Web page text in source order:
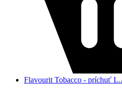
Flavourit Tobacco - príchuť